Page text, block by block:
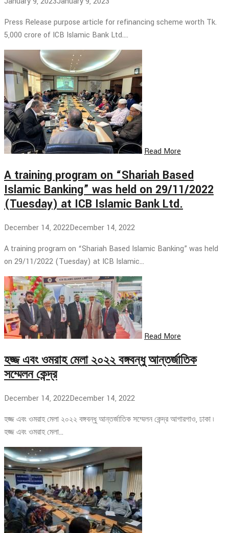
Press Release purpose article for refinancing scheme worth Tk.
5,000 crore of ICB Islamic Bank Ltd.…
Read More
A training program on “Shariah Based
Islamic Banking” was held on 29/11/2022
(Tuesday) at ICB Islamic Bank Ltd.
December 14, 2022December 14, 2022
A training program on “Shariah Based Islamic Banking” was held
on 29/11/2022 (Tuesday) at ICB Islamic…
Read More
হজ্জ এবং ওমরাহ মেলা ২০২২ বঙ্গবন্ধু আন্তর্জাতিক
সম্মেলন কেন্দ্র
December 14, 2022December 14, 2022
হজ্জ এবং ওমরাহ মেলা ২০২২ বঙ্গবন্ধু আন্তর্জাতিক সম্মেলন কেন্দ্র আগারগাও, ঢাকা ৷
হজ্জ এবং ওমরাহ মেলা…